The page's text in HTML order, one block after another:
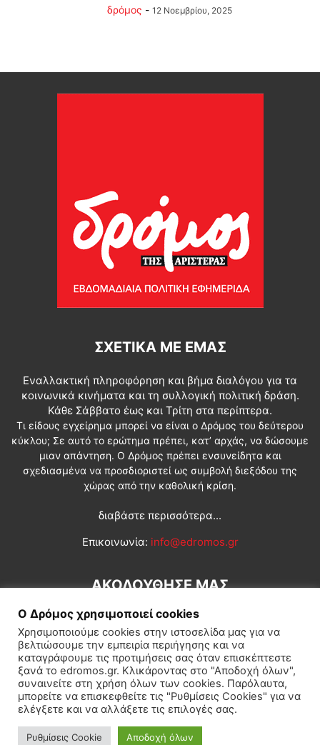
δρόμος - 12 Νοεμβρίου, 2025
ΣΧΕΤΙΚΆ ΜΕ ΕΜΆΣ
Εναλλακτική πληροφόρηση και βήμα διαλόγου για τα
κοινωνικά κινήματα και τη συλλογική πολιτική δράση.
Κάθε Σάββατο έως και Τρίτη στα περίπτερα.
Τι είδους εγχείρημα μπορεί να είναι ο Δρόμος του δεύτερου
κύκλου; Σε αυτό το ερώτημα πρέπει, κατ’ αρχάς, να δώσουμε
μιαν απάντηση. Ο Δρόμος πρέπει ενσυνείδητα και
σχεδιασμένα να προσδιοριστεί ως συμβολή διεξόδου της
χώρας από την καθολική κρίση.
διαβάστε περισσότερα...
Επικοινωνία: info@edromos.gr
ΑΚΟΛΟΥΘΗΣΕ ΜΑΣ
Εγγραφή συνδρομητή Πολιτική Διεθνή Κοινωνία
Πολιτισμός Αφιερώματα
Ο Δρόμος χρησιμοποιεί cookies
Χρησιμοποιούμε cookies στην ιστοσελίδα μας για να
βελτιώσουμε την εμπειρία περιήγησης και να
καταγράφουμε τις προτιμήσεις σας όταν επισκέπτεστε
ξανά το edromos.gr. Κλικάροντας στο "Αποδοχή όλων",
συναινείτε στη χρήση όλων των cookies. Παρόλαυτα,
μπορείτε να επισκεφθείτε τις "Ρυθμίσεις Cookies" για να
ελέγξετε και να αλλάξετε τις επιλογές σας.
Ρυθμίσεις Cookie Αποδοχή όλων